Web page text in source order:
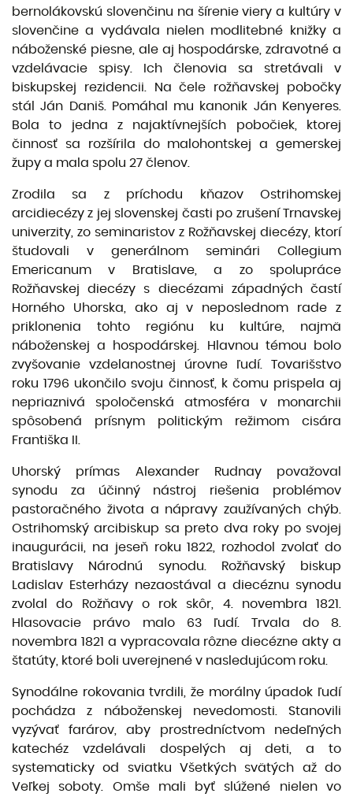
bernolákovskú slovenčinu na šírenie viery a kultúry v
slovenčine a vydávala nielen modlitebné knižky a
náboženské piesne, ale aj hospodárske, zdravotné a
vzdelávacie spisy. Ich členovia sa stretávali v
biskupskej rezidencii. Na čele rožňavskej pobočky
stál Ján Daniš. Pomáhal mu kanonik Ján Kenyeres.
Bola to jedna z najaktívnejších pobočiek, ktorej
činnosť sa rozšírila do malohontskej a gemerskej
župy a mala spolu 27 členov.
Zrodila sa z príchodu kňazov Ostrihomskej
arcidiecézy z jej slovenskej časti po zrušení Trnavskej
univerzity, zo seminaristov z Rožňavskej diecézy, ktorí
študovali v generálnom seminári Collegium
Emericanum v Bratislave, a zo spolupráce
Rožňavskej diecézy s diecézami západných častí
Horného Uhorska, ako aj v neposlednom rade z
priklonenia tohto regiónu ku kultúre, najmä
náboženskej a hospodárskej. Hlavnou témou bolo
zvyšovanie vzdelanostnej úrovne ľudí. Tovarišstvo
roku 1796 ukončilo svoju činnosť, k čomu prispela aj
nepriaznivá spoločenská atmosféra v monarchii
spôsobená prísnym politickým režimom cisára
Františka II.
Uhorský prímas Alexander Rudnay považoval
synodu za účinný nástroj riešenia problémov
pastoračného života a nápravy zaužívaných chýb.
Ostrihomský arcibiskup sa preto dva roky po svojej
inaugurácii, na jeseň roku 1822, rozhodol zvolať do
Bratislavy Národnú synodu. Rožňavský biskup
Ladislav Esterházy nezaostával a diecéznu synodu
zvolal do Rožňavy o rok skôr, 4. novembra 1821.
Hlasovacie právo malo 63 ľudí. Trvala do 8.
novembra 1821 a vypracovala rôzne diecézne akty a
štatúty, ktoré boli uverejnené v nasledujúcom roku.
Synodálne rokovania tvrdili, že morálny úpadok ľudí
pochádza z náboženskej nevedomosti. Stanovili
vyzývať farárov, aby prostredníctvom nedeľných
katechéz vzdelávali dospelých aj deti, a to
systematicky od sviatku Všetkých svätých až do
Veľkej soboty. Omše mali byť slúžené nielen vo